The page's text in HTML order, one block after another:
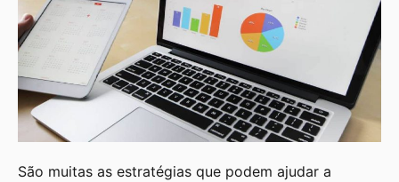
São muitas as estratégias que podem ajudar a